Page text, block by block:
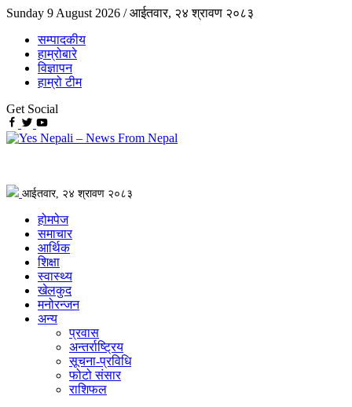
Sunday 9 August 2026 /आईतवार, २४ श्रावण २०८३
सम्पादकीय
हाम्रोबारे
विज्ञापन
हाम्रो टीम
Get Social
आईतवार, २४ श्रावण २०८३
होमपेज
समाचार
आर्थिक
शिक्षा
स्वास्थ्य
खेलकुद
मनोरन्जन
अन्य
प्रवास
अन्तर्राष्ट्रिय
सूचना-प्रविधि
फोटो संसार
राशिफल